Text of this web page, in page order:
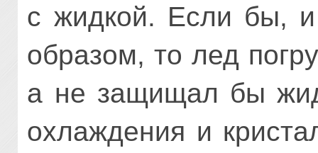
с жидкой. Если бы,
образом, то лед
а не защищал бы
охлаждения и